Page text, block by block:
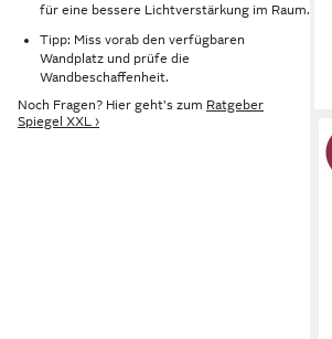
für eine bessere Lichtverstärkung im Raum.
Tipp: Miss vorab den verfügbaren
Wandplatz und prüfe die
Wandbeschaffenheit.
Noch Fragen? Hier geht's zum Ratgeber
Spiegel XXL ›